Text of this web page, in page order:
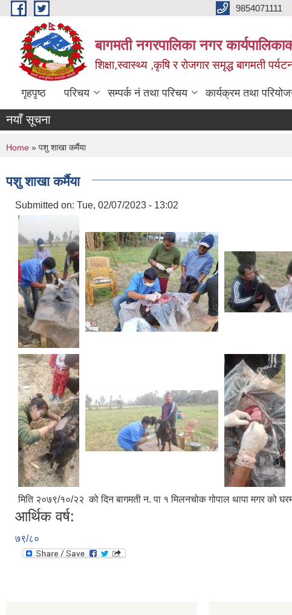
Skip to main content 9854071111
बागमती नगरपालिका नगर
शिक्षा,स्वास्थ्य ,कृषि र रोजगार समृद्ध बागमती पर्यटन
गृहपृष्ठ परिचय सम्पर्क नं तथा परिचय कार्यक्रम तथा
नयाँ सूचना
You are here
Home » पशु शाखा कर्मैया
पशु शाखा कर्मैया
Submitted on: Tue, 02/07/2023 - 13:02
मिति २०७९/१०/२२ को दिन बागमती न. पा १ मिलनचोक गोपाल थापा मगर को
आर्थिक वर्ष:
७९/८०